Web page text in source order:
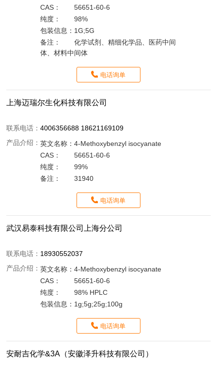
CAS：
56651-60-6
纯度：
98%
包装信息： 1G;5G
备注：
化学试剂、精细化学品、医药中间
体、材料中间体
电话询单
上海迈瑞尔生化科技有限公司
联系电话：4006356688 18621169109
产品介绍：英文名称：4-Methoxybenzyl isocyanate
CAS：
56651-60-6
纯度：
99%
备注：
31940
电话询单
武汉易泰科技有限公司上海分公司
联系电话： 18930552037
产品介绍：英文名称：4-Methoxybenzyl isocyanate
CAS：
56651-60-6
纯度：
98% HPLC
包装信息： 1g;5g;25g;100g
电话询单
安耐吉化学&3A（安徽泽升科技有限公司）